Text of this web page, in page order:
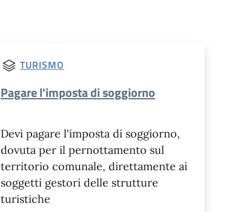
TURISMO
Pagare l'imposta di soggiorno
Devi pagare l'imposta di soggiorno,
dovuta per il pernottamento sul
territorio comunale, direttamente ai
soggetti gestori delle strutture
turistiche